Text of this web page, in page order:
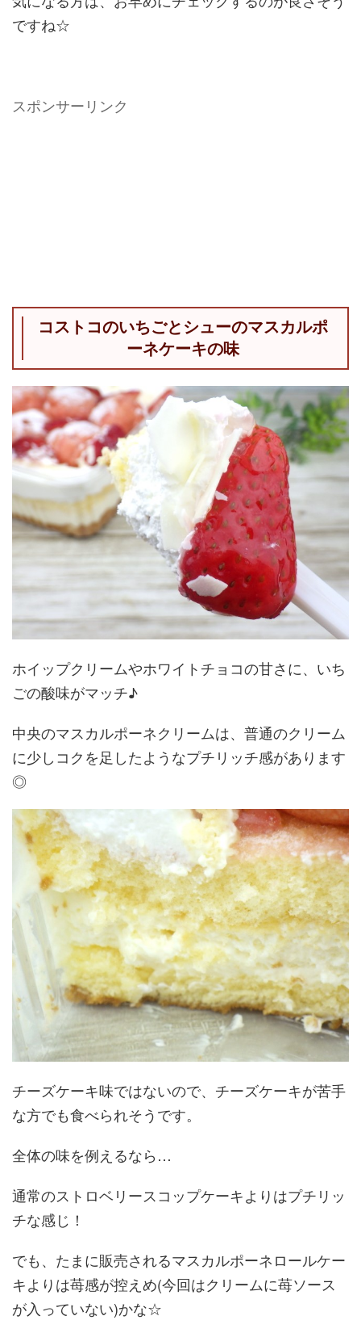
ですね☆
スポンサーリンク
コストコのいちごとシューのマスカルポ
ーネケーキの味
ホイップクリームやホワイトチョコの甘さに、いち
ごの酸味がマッチ♪
中央のマスカルポーネクリームは、普通のクリーム
に少しコクを足したようなプチリッチ感があります
◎
チーズケーキ味ではないので、チーズケーキが苦手
な方でも食べられそうです。
全体の味を例えるなら…
通常のストロベリースコップケーキよりはプチリッ
チな感じ！
でも、たまに販売されるマスカルポーネロールケー
キよりは苺感が控えめ(今回はクリームに苺ソース
が入っていない)かな☆